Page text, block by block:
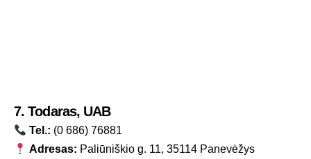
7. Todaras, UAB
Tel.: (0 686) 76881
Adresas: Paliūniškio g. 11, 35114 Panevėžys